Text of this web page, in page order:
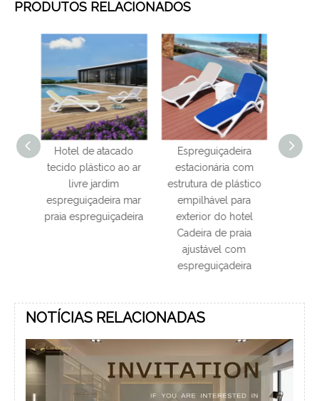
PRODUTOS RELACIONADOS
Espreguiçadeira
estacionária com
estrutura de plástico
empilhável para
exterior do hotel
Cadeiras de evento de
cadeira Chiavari para
hotel de móveis com
preço competitivo
NOTÍCIAS RELACIONADAS